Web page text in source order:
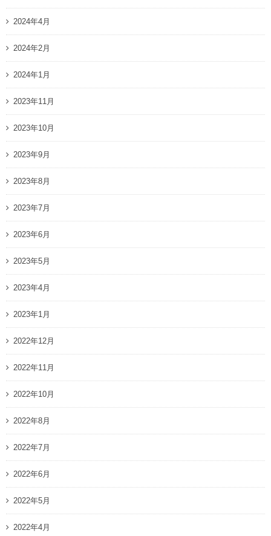
2024年4月
2024年2月
2024年1月
2023年11月
2023年10月
2023年9月
2023年8月
2023年7月
2023年6月
2023年5月
2023年4月
2023年1月
2022年12月
2022年11月
2022年10月
2022年8月
2022年7月
2022年6月
2022年5月
2022年4月